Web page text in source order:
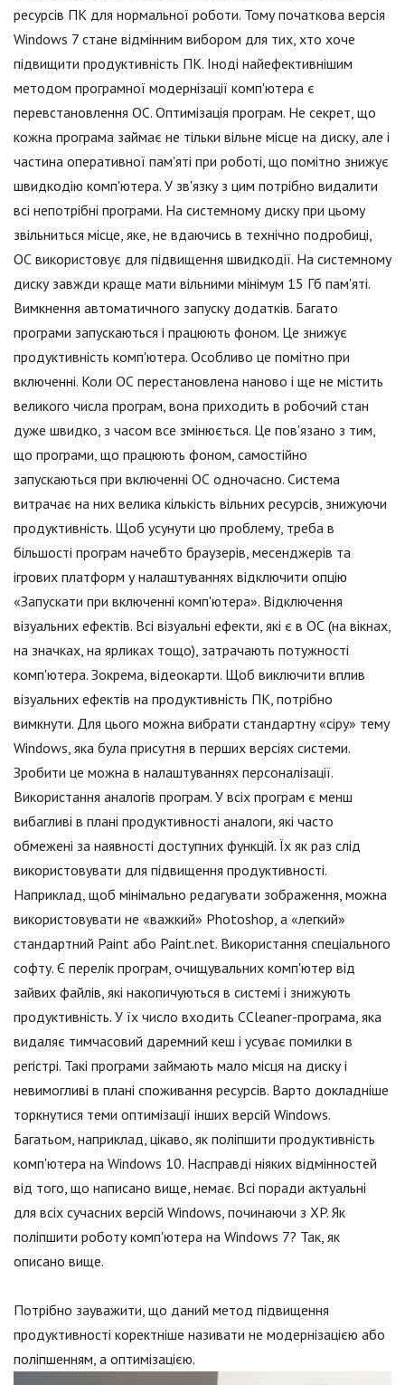
ресурсів ПК для нормальної роботи. Тому початкова версія
Windows 7 стане відмінним вибором для тих, хто хоче
підвищити продуктивність ПК. Іноді найефективнішим
методом програмної модернізації комп'ютера є
перевстановлення ОС. Оптимізація програм. Не секрет, що
кожна програма займає не тільки вільне місце на диску, але і
частина оперативної пам'яті при роботі, що помітно знижує
швидкодію комп'ютера. У зв'язку з цим потрібно видалити
всі непотрібні програми. На системному диску при цьому
звільниться місце, яке, не вдаючись в технічно подробиці,
ОС використовує для підвищення швидкодії. На системному
диску завжди краще мати вільними мінімум 15 Гб пам'яті.
Вимкнення автоматичного запуску додатків. Багато
програми запускаються і працюють фоном. Це знижує
продуктивність комп'ютера. Особливо це помітно при
включенні. Коли ОС перестановлена наново і ще не містить
великого числа програм, вона приходить в робочий стан
дуже швидко, з часом все змінюється. Це пов'язано з тим,
що програми, що працюють фоном, самостійно
запускаються при включенні ОС одночасно. Система
витрачає на них велика кількість вільних ресурсів, знижуючи
продуктивність. Щоб усунути цю проблему, треба в
більшості програм начебто браузерів, месенджерів та
ігрових платформ у налаштуваннях відключити опцію
«Запускати при включенні комп'ютера». Відключення
візуальних ефектів. Всі візуальні ефекти, які є в ОС (на вікнах,
на значках, на ярликах тощо), затрачають потужності
комп'ютера. Зокрема, відеокарти. Щоб виключити вплив
візуальних ефектів на продуктивність ПК, потрібно
вимкнути. Для цього можна вибрати стандартну «сіру» тему
Windows, яка була присутня в перших версіях системи.
Зробити це можна в налаштуваннях персоналізації.
Використання аналогів програм. У всіх програм є менш
вибагливі в плані продуктивності аналоги, які часто
обмежені за наявності доступних функцій. Їх як раз слід
використовувати для підвищення продуктивності.
Наприклад, щоб мінімально редагувати зображення, можна
використовувати не «важкий» Photoshop, а «легкий»
стандартний Paint або Paint.net. Використання спеціального
софту. Є перелік програм, очищувальних комп'ютер від
зайвих файлів, які накопичуються в системі і знижують
продуктивність. У їх число входить CCleaner-програма, яка
видаляє тимчасовий даремний кеш і усуває помилки в
регістрі. Такі програми займають мало місця на диску і
невимогливі в плані споживання ресурсів. Варто докладніше
торкнутися теми оптимізації інших версій Windows.
Багатьом, наприклад, цікаво, як поліпшити продуктивність
комп'ютера на Windows 10. Насправді ніяких відмінностей
від того, що написано вище, немає. Всі поради актуальні
для всіх сучасних версій Windows, починаючи з XP. Як
поліпшити роботу комп'ютера на Windows 7? Так, як
описано вище.
Потрібно зауважити, що даний метод підвищення
продуктивності коректніше називати не модернізацією або
поліпшенням, а оптимізацією.